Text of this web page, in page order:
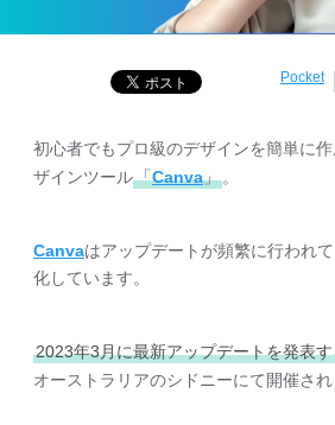
Pocket
初心者でもプロ級のデザインを簡単に
ザインツール「Canva」 。
Canvaはアップデートが頻繁に行われ
化しています。
2023年3月に最新アップデートを発表
オーストラリアのシドニーにて開催され